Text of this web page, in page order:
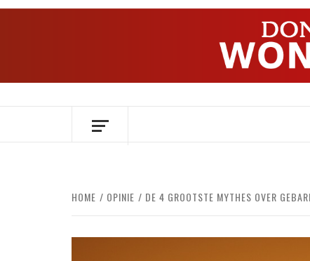
Ga
OVER HERSENEN EN WETENSCHAP
HOME OPINIE DE 4 GROOTSTE MYTHES OVER